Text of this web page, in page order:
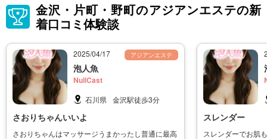
金沢・片町・野町のアジアンエステの新
着口コミ体験談
2025/04/17 アジアンエステ
泡人魚
NullCast
石川県 金沢駅徒歩3分
さおりちゃんいいよ
さおりちゃんはマッサージうまかったし普通に最高
スレンダー
スレンダーでお肌